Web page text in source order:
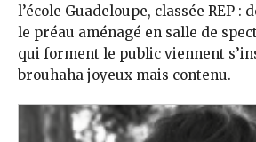
l’école Guadeloupe, classée REP :
le préau aménagé en salle de
qui forment le public viennent
brouhaha joyeux mais contenu.